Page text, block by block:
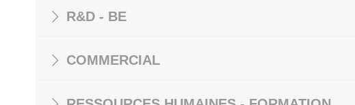
R&D - BE
COMMERCIAL